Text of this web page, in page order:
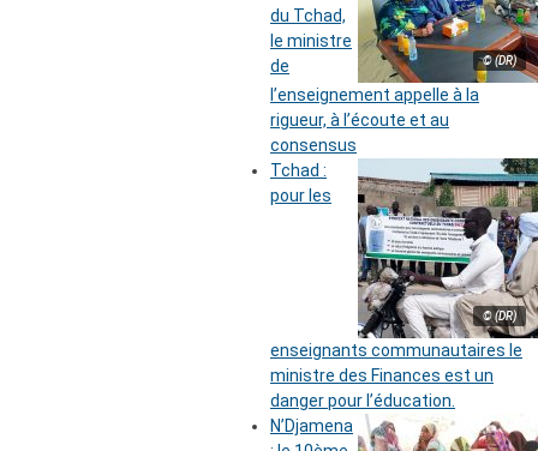
© (DR)
du Tchad,
le ministre
de
l’enseignement appelle à la
rigueur, à l’écoute et au
consensus
© (DR)
Tchad :
pour les
enseignants communautaires le
ministre des Finances est un
danger pour l’éducation.
N’Djamena